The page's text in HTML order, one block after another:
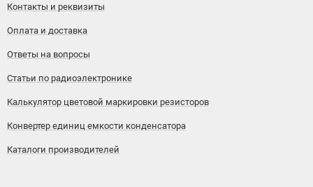
Контакты и реквизиты
Оплата и доставка
Ответы на вопросы
Статьи по радиоэлектронике
Калькулятор цветовой маркировки резисторов
Конвертер единиц емкости конденсатора
Каталоги производителей